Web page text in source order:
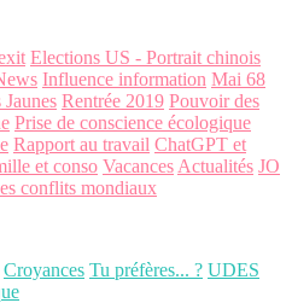
Elections US - Portrait chinois
Influence information Mai 68
Rentrée 2019 Pouvoir des
Prise de conscience écologique
Rapport au travail ChatGPT et
et conso Vacances Actualités JO
conflits mondiaux
Croyances Tu préfères... ? UDES